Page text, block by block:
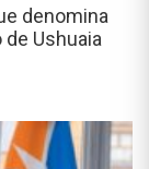
denomina
Ushuaia